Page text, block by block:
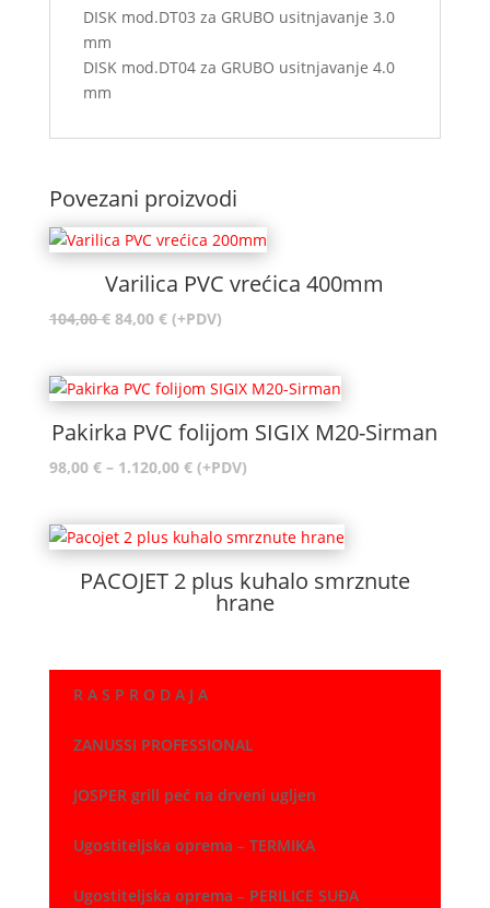
DISK mod.DT03 za GRUBO usitnjavanje 3.0
mm
DISK mod.DT04 za GRUBO usitnjavanje 4.0
mm
Povezani proizvodi
Varilica PVC vrećica 400mm
104,00€ Izvorna
je:
84,00 €Trenutna
84,00 €.
(+PDV)
Pakirka PVC folijom SIGIX M20-Sirman
98,00 € – 1.120,00 €Raspon
98,00 €
1.120,00 €
(+PDV)
PACOJET 2 plus kuhalo smrznute
hrane
R A S P R O D A J A
ZANUSSI PROFESSIONAL
JOSPER grill peć na drveni ugljen
Ugostiteljska oprema – TERMIKA
Ugostiteljska oprema – PERILICE SUĐA